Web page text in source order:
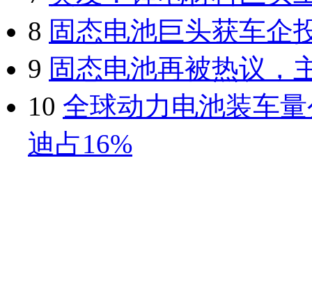
8 固态电池巨头获车企
9 固态电池再被热议，
10 全球动力电池装车
迪占16%